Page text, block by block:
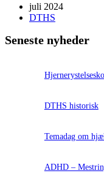
juli 2024
DTHS
Seneste nyheder
DTHS historisk
Temadag om
ADHD –